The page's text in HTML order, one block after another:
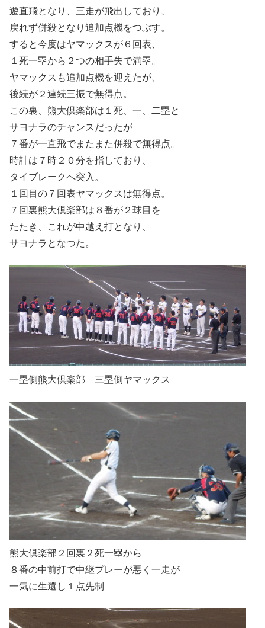
遊直飛となり、三走が飛出しており、
戻れず併殺となり追加点機をつぶす。
すると今度はヤマックスが６回表、
１死一塁から２つの相手失で満塁。
ヤマックスも追加点機を迎えたが、
後続が２連続三振で無得点。
この裏、熊大倶楽部は１死、一、二塁と
サヨナラのチャンスだったが
７番が一直飛でまたまた併殺で無得点。
時計は７時２０分を指しており、
タイブレークへ突入。
１回目の７回表ヤマックスは無得点。
７回裏熊大倶楽部は８番が２球目を
たたき、これが中越え打となり、
サヨナラとなつた。
一塁側熊大倶楽部 三塁側ヤマックス
熊大倶楽部２回裏２死一塁から
８番の中前打で中継プレーが悪く一走が
一気に生還し１点先制